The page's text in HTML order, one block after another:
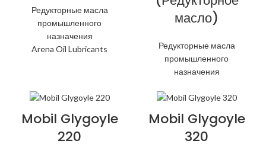
Редукторные масла
промышленного
назначения
Arena Oil Lubricants
масло)
Редукторные масла
промышленного
назначения
Mobil Glygoyle
220
Mobil Glygoyle
320